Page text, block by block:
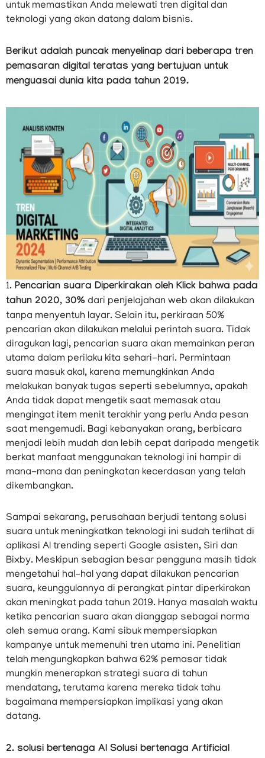
untuk memastikan Anda melewati tren digital dan
teknologi yang akan datang dalam bisnis.
Berikut adalah puncak menyelinap dari beberapa tren
pemasaran digital teratas yang bertujuan untuk
menguasai dunia kita pada tahun 2019.
1. Pencarian suara Diperkirakan oleh Klick bahwa pada
tahun 2020, 30% dari penjelajahan web akan dilakukan
tanpa menyentuh layar. Selain itu, perkiraan 50%
pencarian akan dilakukan melalui perintah suara. Tidak
diragukan lagi, pencarian suara akan memainkan peran
utama dalam perilaku kita sehari-hari. Permintaan
suara masuk akal, karena memungkinkan Anda
melakukan banyak tugas seperti sebelumnya, apakah
Anda tidak dapat mengetik saat memasak atau
mengingat item menit terakhir yang perlu Anda pesan
saat mengemudi. Bagi kebanyakan orang, berbicara
menjadi lebih mudah dan lebih cepat daripada mengetik
berkat manfaat menggunakan teknologi ini hampir di
mana-mana dan peningkatan kecerdasan yang telah
dikembangkan.
Sampai sekarang, perusahaan berjudi tentang solusi
suara untuk meningkatkan teknologi ini sudah terlihat di
aplikasi AI trending seperti Google asisten, Siri dan
Bixby. Meskipun sebagian besar pengguna masih tidak
mengetahui hal-hal yang dapat dilakukan pencarian
suara, keunggulannya di perangkat pintar diperkirakan
akan meningkat pada tahun 2019. Hanya masalah waktu
ketika pencarian suara akan dianggap sebagai norma
oleh semua orang. Kami sibuk mempersiapkan
kampanye untuk memenuhi tren utama ini. Penelitian
telah mengungkapkan bahwa 62% pemasar tidak
mungkin menerapkan strategi suara di tahun
mendatang, terutama karena mereka tidak tahu
bagaimana mempersiapkan implikasi yang akan
datang.
2. solusi bertenaga AI Solusi bertenaga Artificial